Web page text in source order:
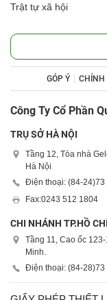
Trật tự xã hội
GÓP Ý CHÍNH
Công Ty Cổ Phần
TRỤ SỞ HÀ NỘI
Tầng 12, Tòa nhà
Hà Nội
Điện thoại: (84-24)73
Fax:0243 512 1804
CHI NHÁNH TP.HỒ
Tầng 11, Cao ốc
Minh.
Điện thoại: (84-28)73